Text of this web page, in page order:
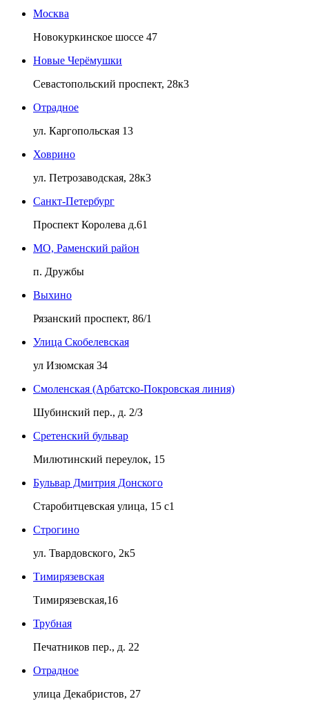
Москва
Новокуркинское шоссе 47
Новые Черёмушки
Севастопольский проспект, 28к3
Отрадное
ул. Каргопольская 13
Ховрино
ул. Петрозаводская, 28к3
Санкт-Петербург
Проспект Королева д.61
МО, Раменский район
п. Дружбы
Выхино
Рязанский проспект, 86/1
Улица Скобелевская
ул Изюмская 34
Смоленская (Арбатско-Покровская линия)
Шубинский пер., д. 2/З
Сретенский бульвар
Милютинский переулок, 15
Бульвар Дмитрия Донского
Старобитцевская улица, 15 с1
Строгино
ул. Твардовского, 2к5
Тимирязевская
Тимирязевская,16
Трубная
Печатников пер., д. 22
Отрадное
улица Декабристов, 27